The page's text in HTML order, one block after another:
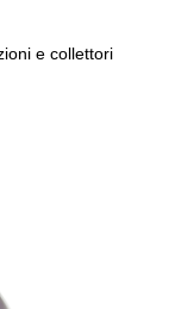
e collettori